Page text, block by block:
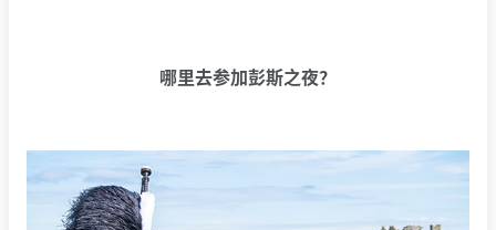
哪里去参加彭斯之夜？